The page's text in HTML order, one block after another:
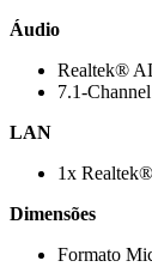
Áudio
Realtek®
7.1-
LAN
1x
Dimensões
Formato